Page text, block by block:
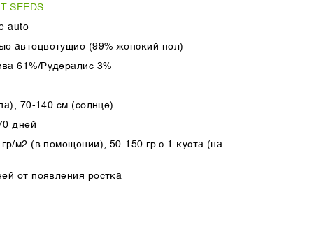
SEEDS
auto
автоцветущие (99% женский пол)
61%/Рудералис 3%
70-140 см (солнце)
дней
м2 (в помещении); 50-150 гр с 1 куста (на
от появления ростка